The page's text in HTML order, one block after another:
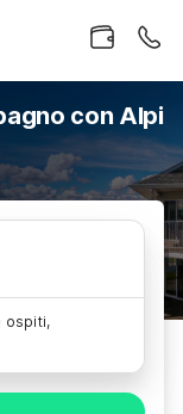
con Alpi
ospiti,